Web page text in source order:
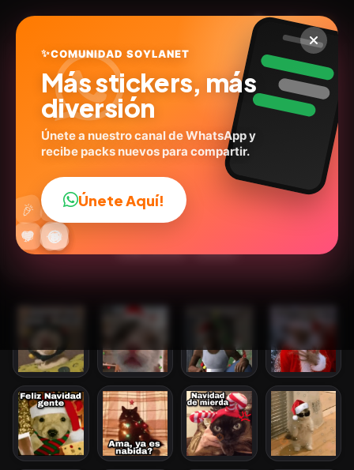
Navidad 🎁🎄🤶🏻
@kane_stickers
18stickers 🎄Navidad
😎
😂
🔥
💬
❤️ ✨
🤩
😜
🎉 👍
✨COMUNIDAD SOYLANET
Más stickers, más
diversión
Únete a nuestro canal de WhatsApp y
recibe packs nuevos para compartir.
Únete Aquí!